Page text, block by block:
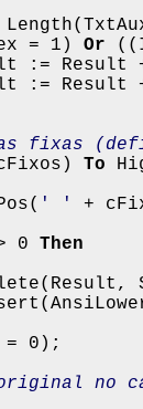
= 1) Or
:= Result
:= Result
fixas
To
' ' +
0 Then
= 0);
no